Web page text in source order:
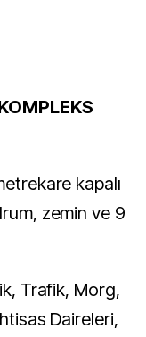
kapalı
zemin ve 9
Trafik, Morg,
Daireleri,